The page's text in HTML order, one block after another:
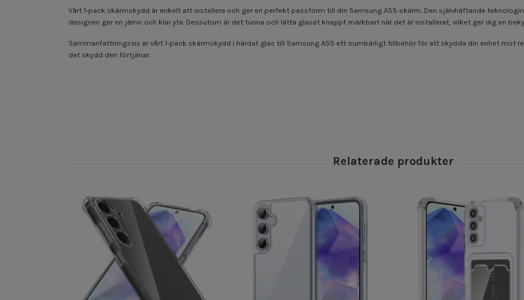
Vårt 1-pack skärmskydd är enkelt att installera och ger en perfekt passform till din Samsung A55-skärm. Den självhäftande
designen ger en jämn och klar yta. Dessutom är det tunna och lätta glaset knappt märkbart när det är installerat, vilket ger dig en
Sammanfattningsvis är vårt 1-pack skärmskydd i härdat glas till Samsung A55 ett oumbärligt tillbehör för att skydda din enhet mot
det skydd den förtjänar.